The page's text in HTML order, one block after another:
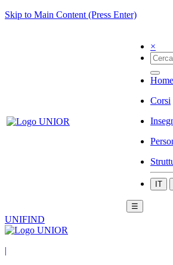
Skip to Main Content (Press Enter)
×
Home
Corsi
IT
☰
UNIFIND
|